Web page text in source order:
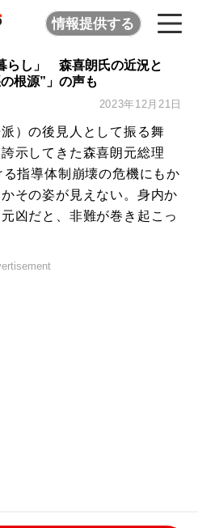
情報提供する
らし」 森喜朗氏の近況と
根源”」の声も
2023年12月21日
）の後見人として振る舞
示してきた森喜朗元総理
る指導体制崩壊の危機にもか
その姿が見えない。身内か
凶だと、非難が巻き起こっ